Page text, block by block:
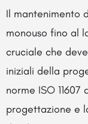
Il mantenimento
monouso fino al
cruciale che
iniziali della
norme ISO
progettazione e